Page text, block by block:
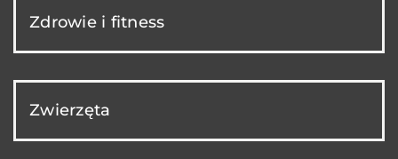
Zdrowie i fitness
Zwierzęta